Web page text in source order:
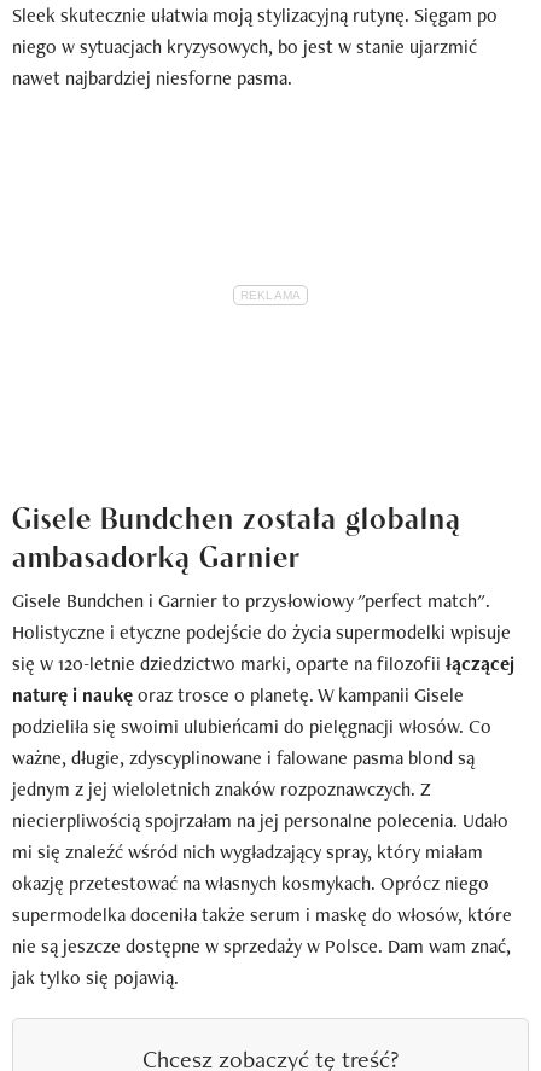
Sleek skutecznie ułatwia moją stylizacyjną rutynę. Sięgam po
niego w sytuacjach kryzysowych, bo jest w stanie ujarzmić
nawet najbardziej niesforne pasma.
Gisele Bundchen została globalną
ambasadorką Garnier
Gisele Bundchen i Garnier to przysłowiowy "perfect match".
Holistyczne i etyczne podejście do życia supermodelki wpisuje
się w 120-letnie dziedzictwo marki, oparte na filozofii łączącej
naturę i naukęoraz trosce o planetę. W kampanii Gisele
podzieliła się swoimi ulubieńcami do pielęgnacji włosów. Co
ważne, długie, zdyscyplinowane i falowane pasma blond są
jednym z jej wieloletnich znaków rozpoznawczych. Z
niecierpliwością spojrzałam na jej personalne polecenia. Udało
mi się znaleźć wśród nich wygładzający spray, który miałam
okazję przetestować na własnych kosmykach. Oprócz niego
supermodelka doceniła także serum i maskę do włosów, które
nie są jeszcze dostępne w sprzedaży w Polsce. Dam wam znać,
jak tylko się pojawią.
Chcesz zobaczyć tę treść?